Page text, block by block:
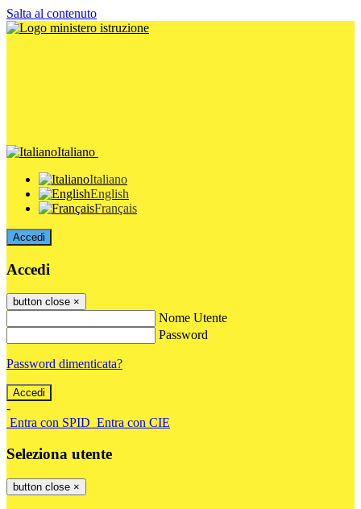
Salta al contenuto
Italiano
Italiano
English
Français
Accedi
Accedi
button close ×
Nome Utente
Password
Password dimenticata?
-
Entra con SPID Entra con CIE
Seleziona utente
button close ×